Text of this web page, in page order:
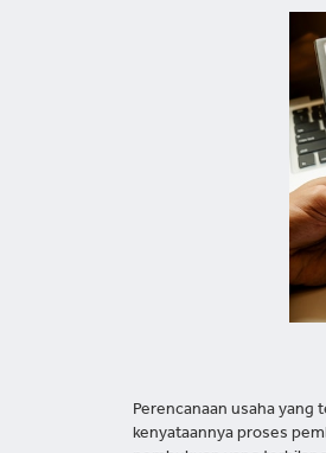
Perencanaan usaha yang
kenyataannya proses